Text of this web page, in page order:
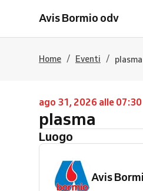
Avis Bormio odv
Home / Eventi / plasma
ago 31, 2026 alle 07:30
plasma
Luogo
Avis